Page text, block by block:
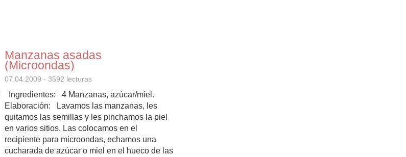
Manzanas asadas
(Microondas)
07.04.2009 - 3592 lecturas
Ingredientes: 4 Manzanas, azúcar/miel.
Elaboración: Lavamos las manzanas, les
quitamos las semillas y les pinchamos la piel
en varios sitios. Las colocamos en el
recipiente para microondas, echamos una
cucharada de azúcar o miel en el hueco de las